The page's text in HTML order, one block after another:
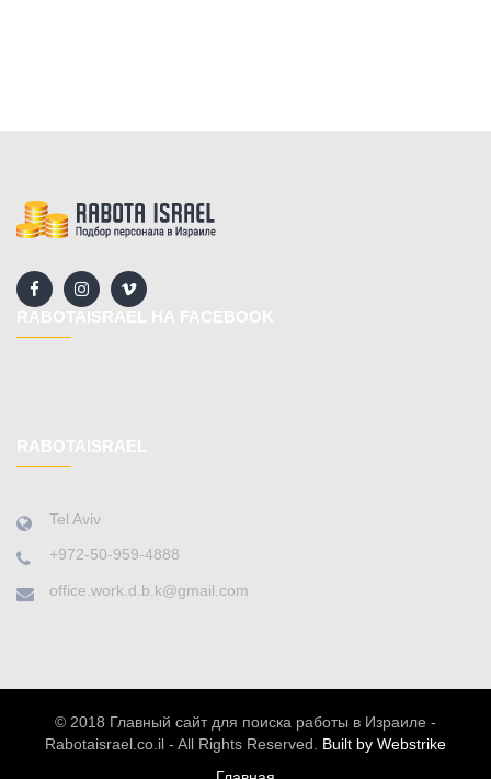
Tel Aviv
+972-50-959-4888
office.work.d.b.k@gmail.com
© 2018 Главный сайт для поиска работы в Израиле -
Rabotaisrael.co.il - All Rights Reserved. Built by Webstrike